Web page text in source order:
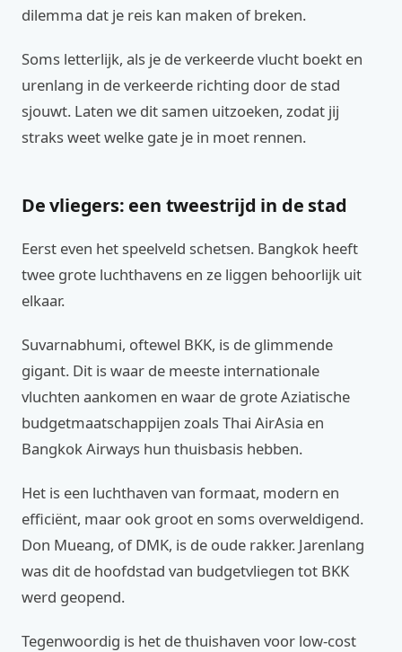
dilemma dat je reis kan maken of breken.
Soms letterlijk, als je de verkeerde vlucht boekt en
urenlang in de verkeerde richting door de stad
sjouwt. Laten we dit samen uitzoeken, zodat jij
straks weet welke gate je in moet rennen.
De vliegers: een tweestrijd in de stad
Eerst even het speelveld schetsen. Bangkok heeft
twee grote luchthavens en ze liggen behoorlijk uit
elkaar.
Suvarnabhumi, oftewel BKK, is de glimmende
gigant. Dit is waar de meeste internationale
vluchten aankomen en waar de grote Aziatische
budgetmaatschappijen zoals Thai AirAsia en
Bangkok Airways hun thuisbasis hebben.
Het is een luchthaven van formaat, modern en
efficiënt, maar ook groot en soms overweldigend.
Don Mueang, of DMK, is de oude rakker. Jarenlang
was dit de hoofdstad van budgetvliegen tot BKK
werd geopend.
Tegenwoordig is het de thuishaven voor low-cost